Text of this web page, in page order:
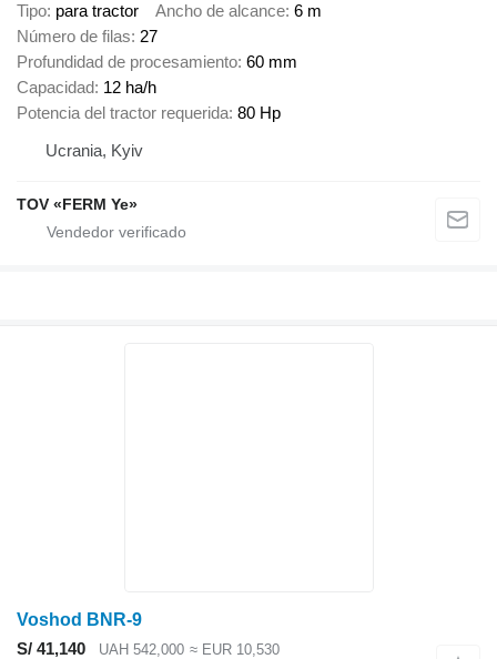
Tipo para tractor Ancho de alcance 6 m
Número de filas 27
Profundidad de procesamiento 60 mm
Capacidad 12 ha/h
Potencia del tractor requerida 80 Hp
Ucrania, Kyiv
TOV «FERM Ye»
Voshod BNR-9
S/ 41,140
UAH 542,000 ≈ EUR 10,530